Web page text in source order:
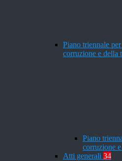
Piano triennale
corruzione e della
Piano
corruzione
Atti generali 34